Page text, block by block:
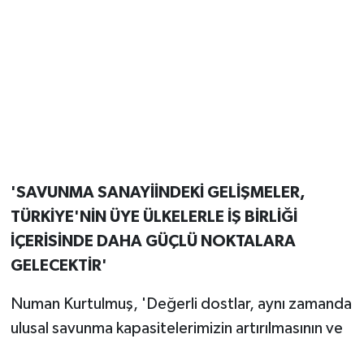
'SAVUNMA SANAYİİNDEKİ GELİŞMELER,
TÜRKİYE'NİN ÜYE ÜLKELERLE İŞ BİRLİĞİ
İÇERİSİNDE DAHA GÜÇLÜ NOKTALARA
GELECEKTİR'
Numan Kurtulmuş, 'Değerli dostlar, aynı zamanda
ulusal savunma kapasitelerimizin artırılmasının ve